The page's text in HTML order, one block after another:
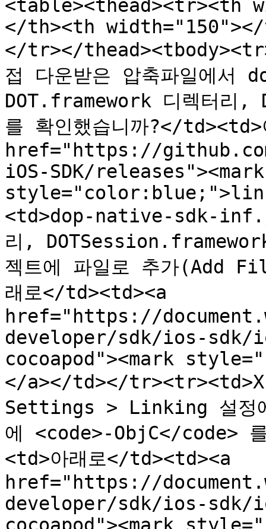
<table><thead><tr><th
</th><th
</tr></
접 다운받은 압축파일에
DOT.framework 디렉터리,
를 확인했습니까?</
href="https://
iOS-SDK/releases"><mark
<td>dop-native-sdk-
리,
젝트에 파일로 추가(Add
래로</td><td><a
href="https://
developer/sdk/ios-
cocoapod"><mark
</a></td></
Settings > Linking 설정
에 <code>-ObjC</code>
<td>아래로</td><td><a
href="https://
developer/sdk/ios-